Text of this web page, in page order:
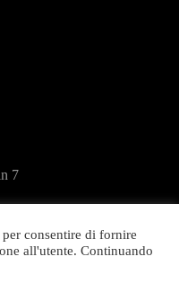
7
P. IVA 02591290305
consentire di fornire
all'utente. Continuando